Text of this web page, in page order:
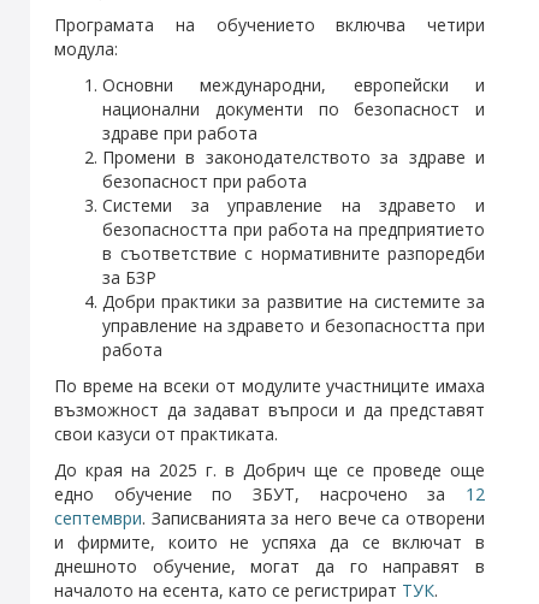
Програмата на обучението включва четири
модула:
Основни международни, европейски и
национални документи по безопасност и
здраве при работа
Промени в законодателството за здраве и
безопасност при работа
Системи за управление на здравето и
безопасността при работа на предприятието
в съответствие с нормативните разпоредби
за БЗР
Добри практики за развитие на системите за
управление на здравето и безопасността при
работа
По време на всеки от модулите участниците имаха
възможност да задават въпроси и да представят
свои казуси от практиката.
До края на 2025 г. в Добрич ще се проведе още
едно обучение по ЗБУТ, насрочено за 12
септември. Записванията за него вече са отворени
и фирмите, които не успяха да се включат в
днешното обучение, могат да го направят в
началото на есента, като се регистрират ТУК.